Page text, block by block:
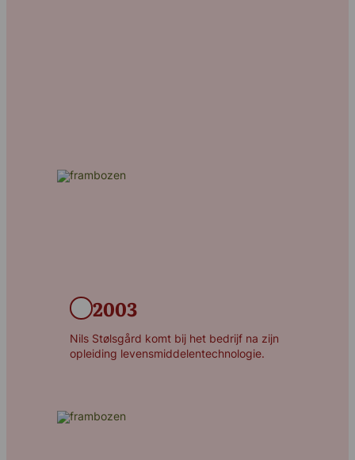
2003
Nils Stølsgård komt bij het bedrijf na zijn
opleiding levensmiddelentechnologie.